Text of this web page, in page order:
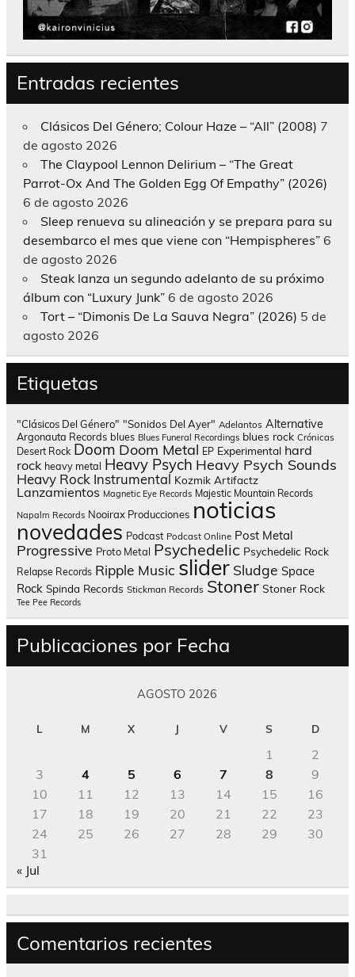
Entradas recientes
Clásicos Del Género; Colour Haze – “All” (2008) 7
de agosto 2026
The Claypool Lennon Delirium – “The Great
Parrot-Ox And The Golden Egg Of Empathy” (2026)
6 de agosto 2026
Sleep renueva su alineación y se prepara para su
desembarco el mes que viene con “Hempispheres” 6
de agosto 2026
Steak lanza un segundo adelanto de su próximo
álbum con “Luxury Junk” 6 de agosto 2026
Tort – “Dimonis De La Sauva Negra” (2026) 5 de
agosto 2026
Etiquetas
"Clásicos Del Género" "Sonidos Del Ayer" Adelantos Alternative
Argonauta Records blues Blues Funeral Recordings blues rock Crónicas
Desert Rock Doom Doom Metal EP Experimental hard
rock heavy metal Heavy Psych Heavy Psych Sounds
Heavy Rock Instrumental Kozmik Artifactz
Lanzamientos Magnetic Eye Records Majestic Mountain Records
Napalm Records Nooirax Producciones noticias
novedades Podcast Podcast Online Post Metal
Progressive Proto Metal Psychedelic Psychedelic Rock
Relapse Records Ripple Music slider Sludge Space
Rock Spinda Records Stickman Records Stoner Stoner Rock
Tee Pee Records
Publicaciones por Fecha
AGOSTO 2026
L M X J V S D
1
2
3
4 5 6 7 8
9
10
11 12 13 14 15
16
17
18 19 20 21 22
23
24
25 26 27 28 29
30
31
« Jul
Comentarios recientes